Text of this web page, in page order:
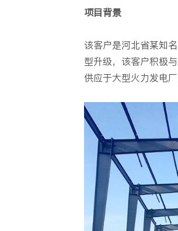
项目背景
该客户是河北省某知
型升级，该客户积极
供应于大型火力发电